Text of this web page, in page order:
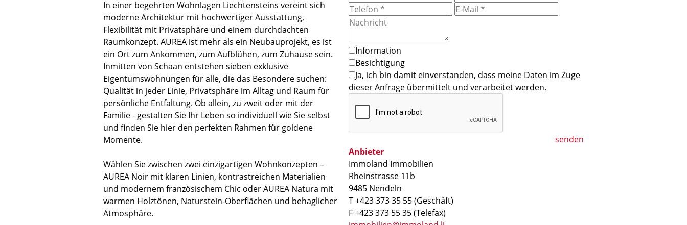
In einer begehrten Wohnlagen Liechtensteins vereint sich
moderne Architektur mit hochwertiger Ausstattung,
Flexibilität mit Privatsphäre und einem durchdachten
Raumkonzept. AUREA ist mehr als ein Neubauprojekt, es ist
ein Ort zum Ankommen, zum Aufblühen, zum Zuhause sein.
Inmitten von Schaan entstehen sieben exklusive
Eigentumswohnungen für alle, die das Besondere suchen:
Qualität in jeder Linie, Privatsphäre im Alltag und Raum für
persönliche Entfaltung. Ob allein, zu zweit oder mit der
Familie - gestalten Sie Ihr Leben so individuell wie Sie selbst
und finden Sie hier den perfekten Rahmen für goldene
Momente.
Wählen Sie zwischen zwei einzigartigen Wohnkonzepten –
AUREA Noir mit klaren Linien, kontrastreichen Materialien
und modernem französischem Chic oder AUREA Natura mit
warmen Holztönen, Naturstein-Oberflächen und behaglicher
Atmosphäre.
Information
Besichtigung
Ja, ich bin damit einverstanden, dass meine Daten im Zuge
dieser Anfrage übermittelt und verarbeitet werden.
senden
Anbieter
Immoland Immobilien
Rheinstrasse 11b
9485 Nendeln
T +423 373 35 55 (Geschäft)
F +423 373 55 35 (Telefax)